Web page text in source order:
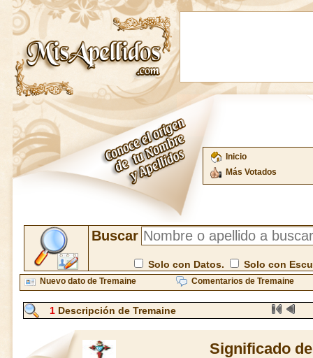
Inicio
Más Votados
Buscar
Solo con Datos. Solo con
Nuevo dato de Tremaine Comentarios de Tremaine
1 Descripción de Tremaine
Significado